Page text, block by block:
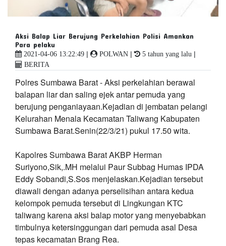
Aksi Balap Liar Berujung Perkelahian Polisi Amankan
Para pelaku
2021-04-06 13:22:49 | POLWAN | 5 tahun yang lalu |
BERITA
Polres Sumbawa Barat - Aksi perkelahian berawal
balapan liar dan saling ejek antar pemuda yang
berujung penganiayaan.Kejadian di jembatan pelangi
Kelurahan Menala Kecamatan Taliwang Kabupaten
Sumbawa Barat.Senin(22/3/21) pukul 17.50 wita.
Kapolres Sumbawa Barat AKBP Herman
Suriyono,Sik,.MH melalui Paur Subbag Humas IPDA
Eddy Sobandi,S.Sos menjelaskan.Kejadian tersebut
diawali dengan adanya perselisihan antara kedua
kelompok pemuda tersebut di Lingkungan KTC
taliwang karena aksi balap motor yang menyebabkan
timbulnya ketersinggungan dari pemuda asal Desa
tepas kecamatan Brang Rea.